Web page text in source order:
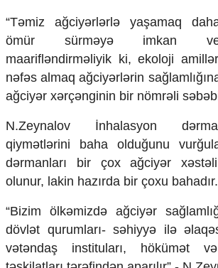
Turizm
İqtisadiyyat
İqtisadi xəbərlər
Energetika
Neft-qaz
Əmək və sosial siyasət
Kənd təsərrüfatı
Hərbi sənaye
Telekommunikasiya və nəqliyyat
COP29
Cəmiyyət
Crossmedia.az - 1 yaş
Siyasət
“Təmiz ağciyərlərlə yaşamaq
ömür sürməyə imkan
maarifləndirməliyik ki, ekoloji
nəfəs almaq ağciyərlərin
ağciyər xərçənginin bir nömrəli
N.Zeynalov İnhalasyon
qiymətlərini baha olduğunu
dərmanları bir çox ağciyər
olunur, lakin hazırda bir çoxu bahadır.
“Bizim ölkəmizdə ağciyər
dövlət qurumları- səhiyyə ilə
vətəndaş instituları, hökümət